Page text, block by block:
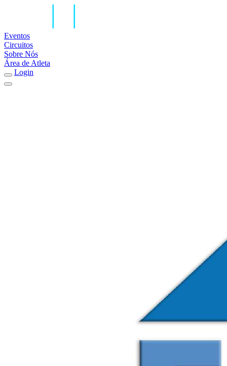
Eventos
Circuitos
Sobre Nós
Área de Atleta
Login